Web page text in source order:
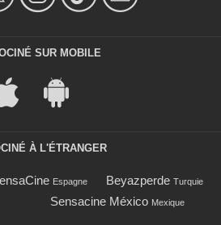
SUR MOBILE
À L'ÉTRANGER
Espagne Beyazperde Turquie
Sensacine México Mexique